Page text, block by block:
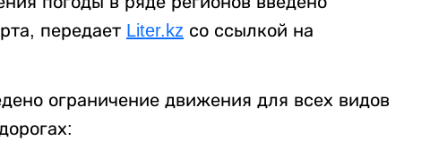
передает Liter.kz со ссылкой на
ограничение движения для всех видов